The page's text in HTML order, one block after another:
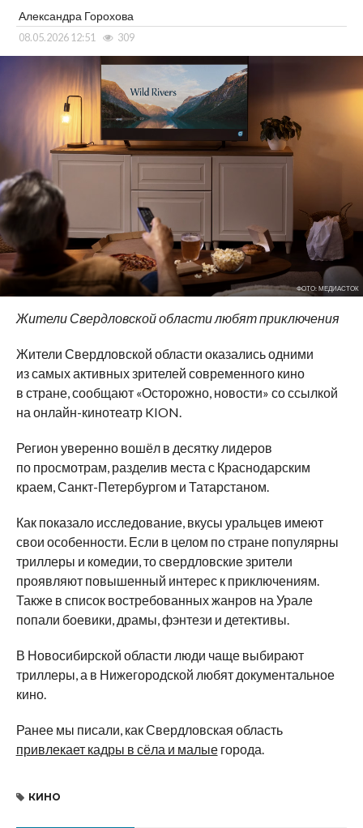
Александра Горохова
08.05.2026 12:51 309
ФОТО: МЕДИАСТОК
Жители Свердловской области любят приключения
Жители Свердловской области оказались одними
из самых активных зрителей современного кино
в стране, сообщают «Осторожно, новости» со ссылкой
на онлайн-кинотеатр KION.
Регион уверенно вошёл в десятку лидеров
по просмотрам, разделив места с Краснодарским
краем, Санкт-Петербургом и Татарстаном.
Как показало исследование, вкусы уральцев имеют
свои особенности. Если в целом по стране популярны
триллеры и комедии, то свердловские зрители
проявляют повышенный интерес к приключениям.
Также в список востребованных жанров на Урале
попали боевики, драмы, фэнтези и детективы.
В Новосибирской области люди чаще выбирают
триллеры, а в Нижегородской любят документальное
кино.
Ранее мы писали, как Свердловская область
привлекает кадры в сёла и малыегорода.
КИНО